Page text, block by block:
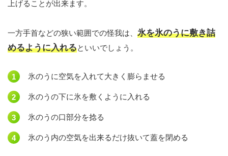
上げることが出来ます。
一方手首などの狭い範囲での怪我は、 氷を氷のうに敷き詰
めるように入れるといいでしょう。
氷のうに空気を入れて大きく膨らませる
氷のうの下に氷を敷くように入れる
氷のうの口部分を捻る
氷のう内の空気を出来るだけ抜いて蓋を閉める